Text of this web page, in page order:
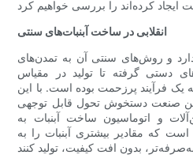
انقلابی در ساخت آبنبات‌های سنتی
و روش‌های سنتی آن به تمدن‌های
دستی گرفته تا تولید در مقیاس
فرآیند پرزحمت بوده است. با این
صنعت دستخوش تحول قابل توجهی
و اتوماسیون ساخت آبنبات به
است که مقادیر بیشتری آبنبات را به